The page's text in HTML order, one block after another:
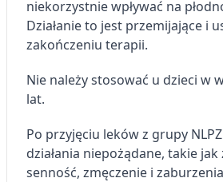
niekorzystnie wpływać na
Działanie to jest przemijające i
zakończeniu terapii.
Nie należy stosować u dzieci w
lat.
Po przyjęciu leków z grupy
działania niepożądane, takie jak
senność, zmęczenie i